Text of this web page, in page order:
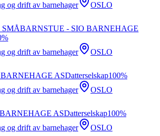
og drift av barnehager
OSLO
SMÅBARNSTUE - SIO BARNEHAGE
%
og drift av barnehager
OSLO
ASDatterselskap100%
og drift av barnehager
OSLO
ASDatterselskap100%
og drift av barnehager
OSLO